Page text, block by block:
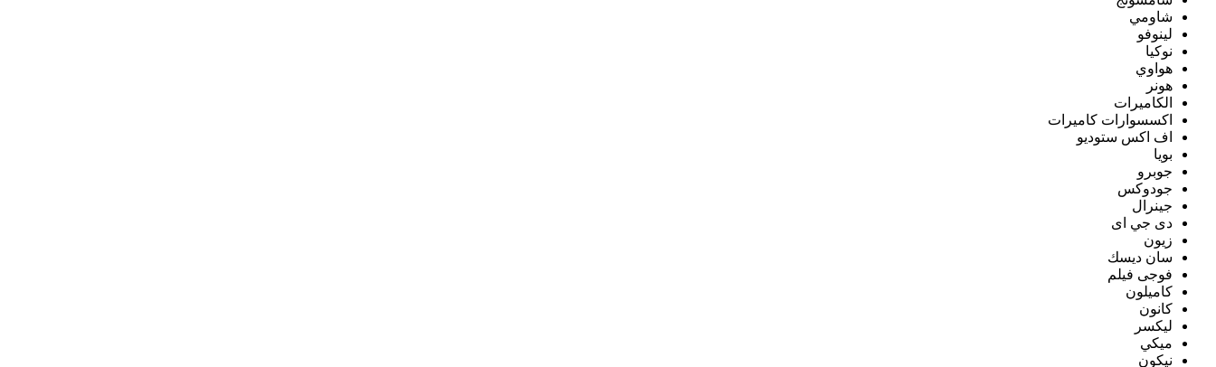
شاومي
لينوفو
نوكيا
هواوي
هونر
الكاميرات
اكسسوارات كاميرات
اف اكس ستوديو
بويا
جوبرو
جودوكس
جينرال
دى جي اى
زيون
سان ديسك
فوجى فيلم
كاميلون
كانون
ليكسر
ميكي
نيكون